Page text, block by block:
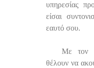
υπηρεσίας
είσαι
εαυτό σου.
Με τον
θέλουν να